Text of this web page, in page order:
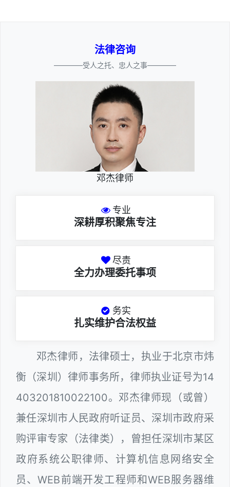
法律咨询
————受人之托、忠人之事————
邓杰律师
专业
深耕厚积聚焦专注
尽责
全力办理委托事项
务实
扎实维护合法权益
邓杰律师，法律硕士，执业于北京市炜
衡（深圳）律师事务所，律师执业证号为14
403201810022100。邓杰律师现（或曾）
兼任深圳市人民政府听证员、深圳市政府采
购评审专家（法律类），曾担任深圳市某区
政府系统公职律师、计算机信息网络安全
员、WEB前端开发工程师和WEB服务器维